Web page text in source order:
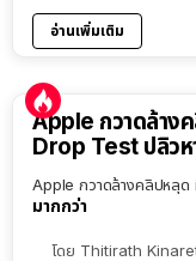
อ่านเพิ่มเติม
Apple กวาดล้าง
Drop Test ปลิวห
Apple กวาดล้างคลิปหลุ
มากกว่า
โดย Thitirath